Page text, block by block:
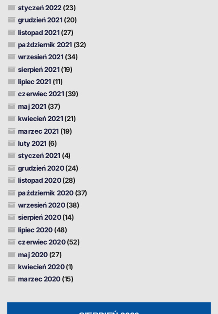
styczeń 2022 (23)
grudzień 2021 (20)
listopad 2021 (27)
październik 2021 (32)
wrzesień 2021 (34)
sierpień 2021 (19)
lipiec 2021 (11)
czerwiec 2021 (39)
maj 2021 (37)
kwiecień 2021 (21)
marzec 2021 (19)
luty 2021 (6)
styczeń 2021 (4)
grudzień 2020(24)
listopad 2020(28)
październik 2020(37)
wrzesień 2020(38)
sierpień 2020(14)
lipiec 2020 (48)
czerwiec 2020(52)
maj 2020 (27)
kwiecień 2020(1)
marzec 2020 (15)